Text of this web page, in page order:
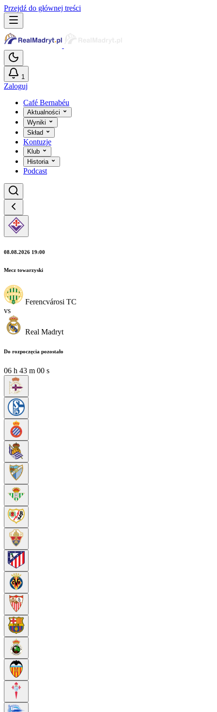
Przejdź do głównej treści
1
Zaloguj
Café Bernabéu
Aktualności
Wyniki
Skład
Kontuzje
Klub
Historia
Podcast
08.08.2026 19:00
Mecz towarzyski
Ferencvárosi TC
vs
Real Madryt
Do rozpoczęcia pozostało
06 h 42 m 58 s